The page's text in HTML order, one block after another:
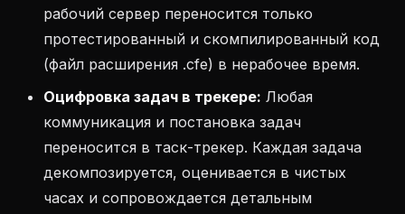
рабочий сервер переносится только
протестированный и скомпилированный код
(файл расширения .cfe) в нерабочее время.
Оцифровка задач в трекере: Любая
коммуникация и постановка задач
переносится в таск-трекер. Каждая задача
декомпозируется, оценивается в чистых
часах и сопровождается детальным